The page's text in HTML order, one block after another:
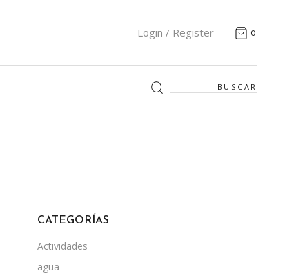
Login / Register 0
Search
for:
CATEGORÍAS
Actividades
agua